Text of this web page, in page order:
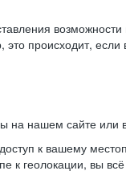
происходит,
нашем сайте или
к вашему
к геолокации, вы